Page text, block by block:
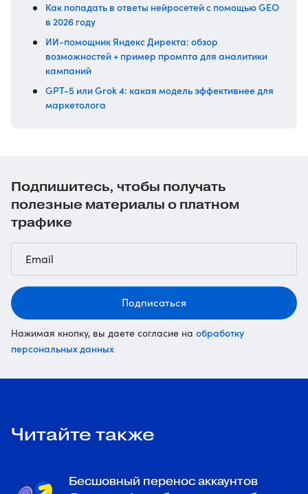
Как попадать в ответы нейросетей с помощью GEO
в 2026 году
ИИ-помощник Яндекс Директа: обзор
возможностей + пример промпта для аналитики
кампаний
GPT-5 или Grok 4: какая модель эффективнее для
маркетолога
Подпишитесь, чтобы получать
полезные материалы о платном
трафике
Подписаться
Нажимая кнопку, вы даете согласие на обработку
персональных данных
Читайте также
Бесшовный перенос аккаунтов